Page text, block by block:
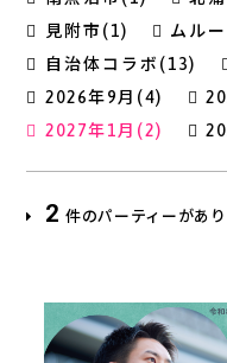
見附市(1)
ムル
自治体コラボ(13)
2026年9月(4)
2027年1月(2)
2 件のパーティーがあ